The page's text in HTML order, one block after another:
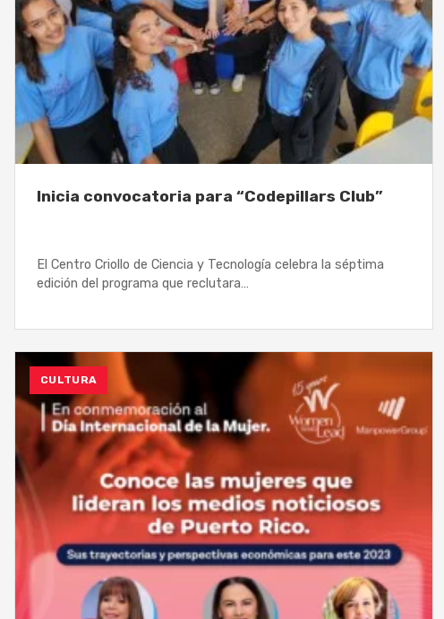
Inicia convocatoria para “Codepillars Club”
El Centro Criollo de Ciencia y Tecnología celebra la séptima
edición del programa que reclutara…
CULTURA